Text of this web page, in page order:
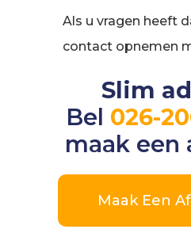
Als u vragen heeft
contact opnemen
Slim
Bel 026-
maak een
Maak Een